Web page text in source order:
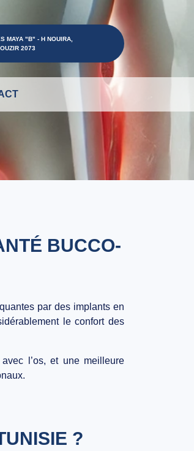
MAYA "B" - H NOUIRA,
2073
BUCCO-
par des implants en
le confort des
l’os, et une meilleure
?